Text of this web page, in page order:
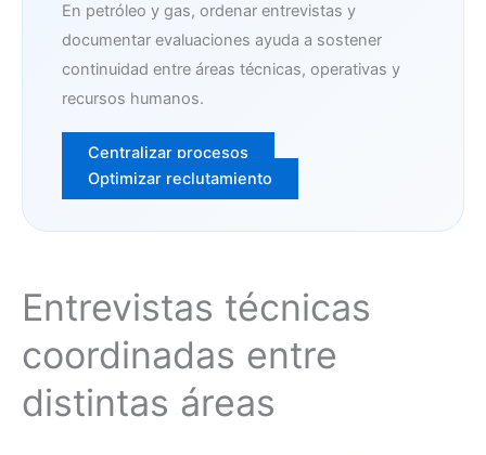
En petróleo y gas, ordenar entrevistas y
documentar evaluaciones ayuda a sostener
continuidad entre áreas técnicas, operativas y
recursos humanos.
Centralizar procesos
Optimizar reclutamiento
Entrevistas técnicas
coordinadas entre
distintas áreas